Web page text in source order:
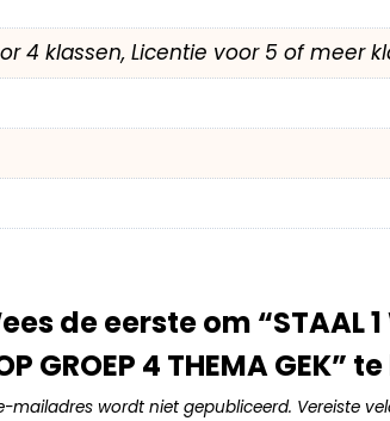
4 klassen, Licentie voor 5 of meer
de eerste om “STAAL 1
GROEP 4 THEMA GEK”
mailadres wordt niet gepubliceerd. Vereiste